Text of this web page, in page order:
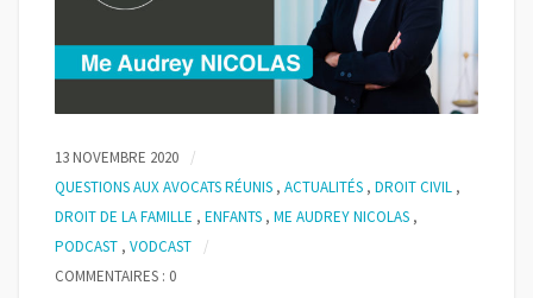
13 NOVEMBRE 2020
QUESTIONS AUX AVOCATS RÉUNIS , ACTUALITÉS , DROIT CIVIL ,
DROIT DE LA FAMILLE , ENFANTS , ME AUDREY NICOLAS ,
PODCAST , VODCAST
COMMENTAIRES : 0